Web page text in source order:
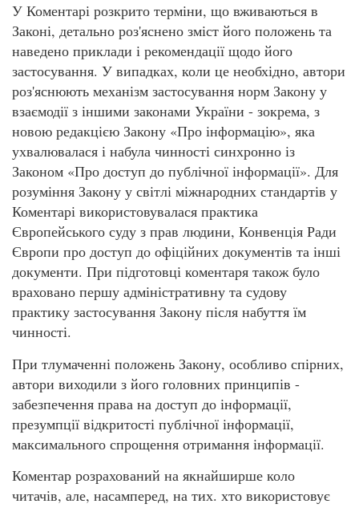
У Коментарі розкрито терміни, що вживаються в
Законі, детально роз'яснено зміст його положень та
наведено приклади і рекомендації щодо його
застосування. У випадках, коли це необхідно, автори
роз'яснюють механізм застосування норм Закону у
взаємодії з іншими законами України - зокрема, з
новою редакцією Закону «Про інформацію», яка
ухвалювалася і набула чинності синхронно із
Законом «Про доступ до публічної інформації». Для
розуміння Закону у світлі міжнародних стандартів у
Коментарі використовувалася практика
Європейського суду з прав людини, Конвенція Ради
Європи про доступ до офіційних документів та інші
документи. При підготовці коментаря також було
враховано першу адміністративну та судову
практику застосування Закону після набуття їм
чинності.
При тлумаченні положень Закону, особливо спірних,
автори виходили з його головних принципів -
забезпечення права на доступ до інформації,
презумпції відкритості публічної інформації,
максимального спрощення отримання інформації.
Коментар розрахований на якнайширше коло
читачів, але, насамперед, на тих. хто використовує